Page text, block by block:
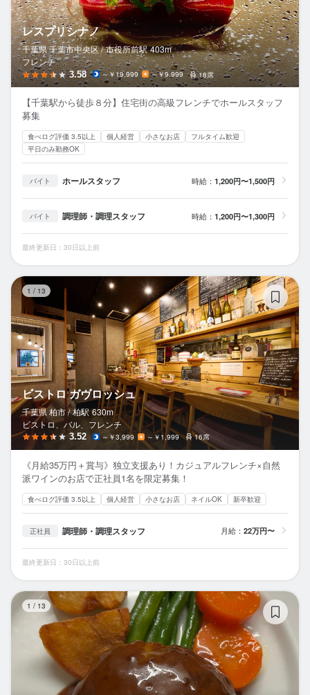
レスプリシナノ
千葉県 千葉市中央区 / 市役所前駅 403m
フレンチ
3.58 ～￥19,999 ～￥9,999 18席
【千葉駅から徒歩８分】住宅街の高級フレンチでホールスタッフ
募集
食べログ評価 3.5以上 個人経営 小さなお店
フルタイム歓迎
平日のみ勤務OK
バイト ホールスタッフ 時給： 1,200円〜1,500円
バイト 調理師・調理スタッフ 時給： 1,200円〜1,300円
最終更新日：30日以上前
1 / 13
ビストロ ガヴロッシュ
千葉県 柏市 / 柏駅 630m
ビストロ、バル、フレンチ
3.52 ～￥3,999 ～￥1,999 16席
《月給35万円＋賞与》独立支援あり！カジュアルフレンチ×自然
派ワインのお店で正社員1名を限定募集！
食べログ評価 3.5以上 個人経営 小さなお店 ネイルOK 新卒歓迎
正社員 調理師・調理スタッフ 月給： 22万円〜
最終更新日：30日以上前
1 / 13